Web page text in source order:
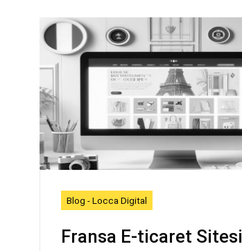
Blog - Locca Digital
Fransa E-ticaret Sitesi